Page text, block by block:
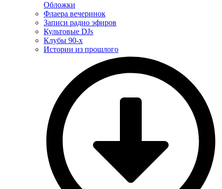
Обложки
Флаера вечеринок
Записи радио эфиров
Культовые DJs
Клубы 90-х
Истории из прошлого